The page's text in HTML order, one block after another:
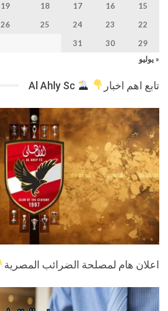
15
16
17
18
19
22
23
24
25
26
29
30
31
« يوليو
تابع اهم اخبار
اعلان هام لمصلحة الضرائب المصرية